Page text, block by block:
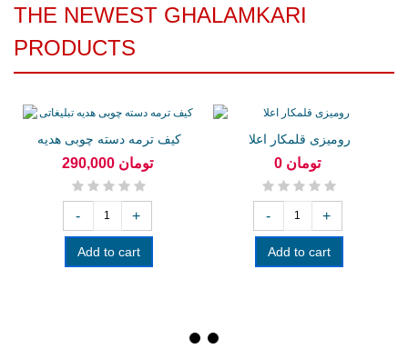
THE NEWEST GHALAMKARI
PRODUCTS
کیف ترمه دسته چوبی هدیه
تبلیغاتی290,000 تومان
- +
Add to cart
رومیزی قلمکار اعلا
0 تومان
- +
Add to cart